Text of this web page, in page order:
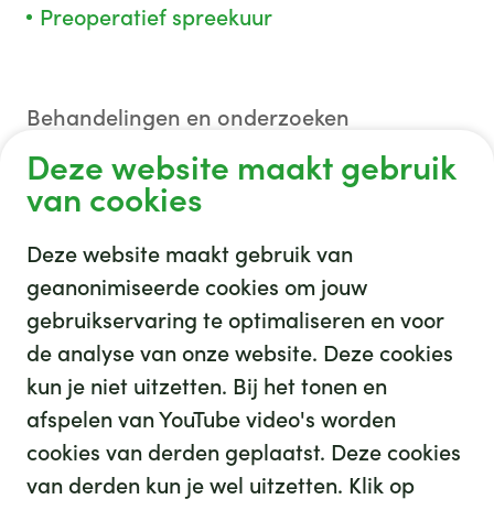
Preoperatief spreekuur
Behandelingen en onderzoeken
Anesthesie
Deze website maakt gebruik
van cookies
Deze website maakt gebruik van
geanonimiseerde cookies om jouw
gebruikservaring te optimaliseren en voor
de analyse van onze website. Deze cookies
kun je niet uitzetten. Bij het tonen en
afspelen van YouTube video's worden
cookies van derden geplaatst. Deze cookies
van derden kun je wel uitzetten. Klik op
GHZ